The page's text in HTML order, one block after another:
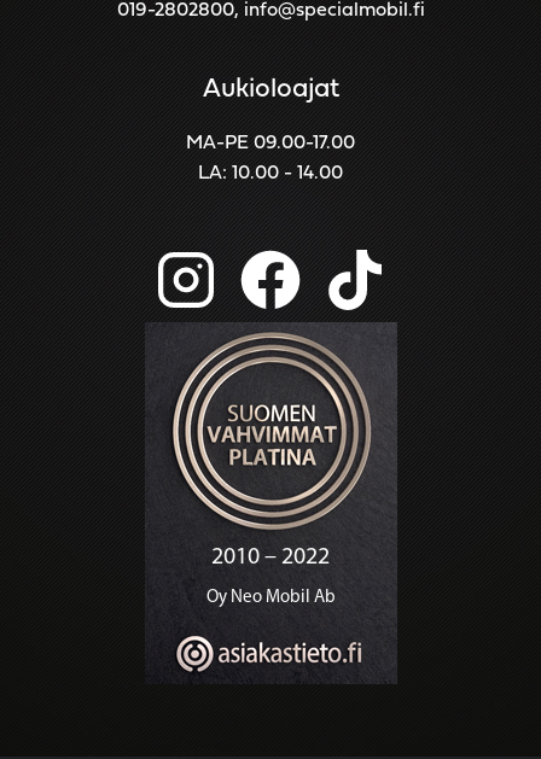
019-2802800, info@specialmobil.fi
Aukioloajat
MA-PE 09.00-17.00
LA: 10.00 - 14.00